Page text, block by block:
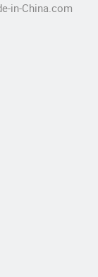
in-China.com